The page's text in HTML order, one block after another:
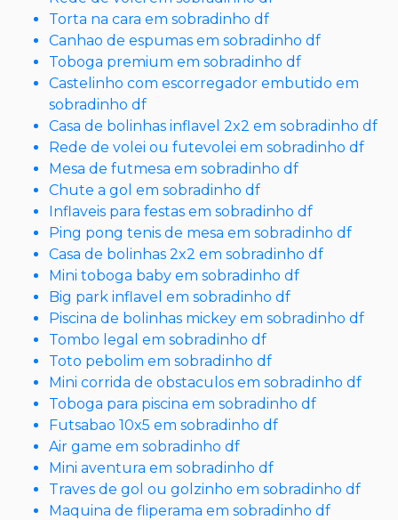
Torta na cara em sobradinho df
Canhao de espumas em sobradinho df
Toboga premium em sobradinho df
Castelinho com escorregador embutido em
sobradinho df
Casa de bolinhas inflavel 2x2 em sobradinho df
Rede de volei ou futevolei em sobradinho df
Mesa de futmesa em sobradinho df
Chute a gol em sobradinho df
Inflaveis para festas em sobradinho df
Ping pong tenis de mesa em sobradinho df
Casa de bolinhas 2x2 em sobradinho df
Mini toboga baby em sobradinho df
Big park inflavel em sobradinho df
Piscina de bolinhas mickey em sobradinho df
Tombo legal em sobradinho df
Toto pebolim em sobradinho df
Mini corrida de obstaculos em sobradinho df
Toboga para piscina em sobradinho df
Futsabao 10x5 em sobradinho df
Air game em sobradinho df
Mini aventura em sobradinho df
Traves de gol ou golzinho em sobradinho df
Maquina de fliperama em sobradinho df